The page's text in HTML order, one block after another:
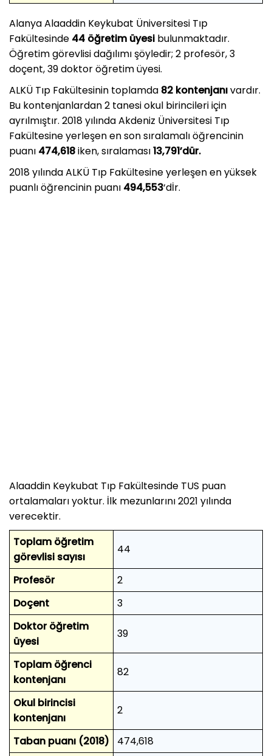
Alanya Alaaddin Keykubat Üniversitesi Tıp
Fakültesinde 44 öğretim üyesi bulunmaktadır.
Öğretim görevlisi dağılımı şöyledir; 2 profesör, 3
doçent, 39 doktor öğretim üyesi.
ALKÜ Tıp Fakültesinin toplamda 82 kontenjanıvardır.
Bu kontenjanlardan 2 tanesi okul birincileri için
ayrılmıştır. 2018 yılında Akdeniz Üniversitesi Tıp
Fakültesine yerleşen en son sıralamalı öğrencinin
puanı 474,618iken, sıralaması13,791’dür.
2018 yılında ALKÜ Tıp Fakültesine yerleşen en yüksek
puanlı öğrencinin puanı 494,553‘dİr.
Alaaddin Keykubat Tıp Fakültesinde TUS puan
ortalamaları yoktur. İlk mezunlarını 2021 yılında
verecektir.
Toplam öğretim
görevlisi sayısı
44
Profesör
2
Doçent
3
Doktor öğretim
üyesi
39
Toplam öğrenci
kontenjanı
82
Okul birincisi
kontenjanı
2
Taban puanı (2018)
474,618